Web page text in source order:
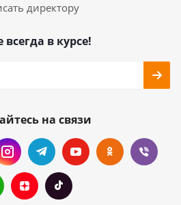
директору
всегда в курсе!
на связи